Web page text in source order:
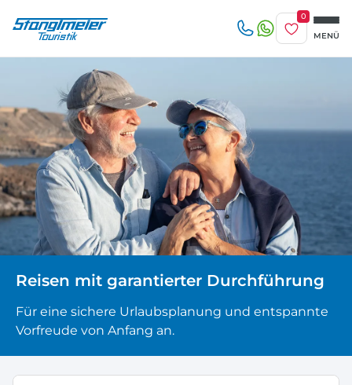
0
MENÜ
Merkliste
Reise/n auf deiner Merkliste
Keine Reisen auf der Merkliste
Zuletzt angesehen
Keine Reisen bislang angesehen
Reisen mit garantierter Durchführung
Für eine sichere Urlaubsplanung und entspannte
Vorfreude von Anfang an.
beliebig
8 Tage und mehr
Erwachsene
Kinder